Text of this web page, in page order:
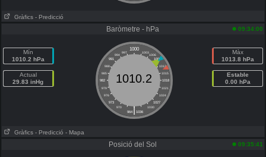
Gràfics - Predicció
Baròmetre - hPa 09:34:00
Mín
1010.2 hPa
Actual
29.83 inHg
1000
997 1003
994
1006
991
1009
988
1012
985
1015
982
1018
979
1021
976
1024
973
1027
970
1030
|
964 1036
1010.2
Màx
1013.8 hPa
Estable
0.00 hPa
Gràfics - Predicció - Mapa
Posició del Sol 09:35:41